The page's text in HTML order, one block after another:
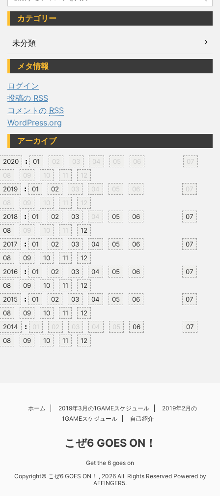
カテゴリー
未分類
メタ情報
ログイン
投稿の RSS
コメントの RSS
WordPress.org
アーカイブ
2020 : 01 02 03 04 05 06
07
08
09 10 11
12
2019
: 01 02 03 04 05 06
07
08
09 10 11
12
2018
: 01 02 03 04 05 06
07
08
09 10 11
12
2017
: 01 02 03 04 05 06
07
08
09 10 11
12
2016
: 01 02 03 04 05 06
07
08
09 10 11
12
2015
: 01 02 03 04 05 06
07
08
09 10 11
12
2014
: 01 02 03 04 05 06
07
08
09 10 11 12
ホーム 2019年3月の1GAMEスケジュール
2019年2月の
1GAMEスケジュール
自己紹介
こぜ6 GOES ON！
Get the 6 goes on
Copyright© こぜ6 GOES ON！ , 2026 All Rights Reserved Powered by
AFFINGER5.